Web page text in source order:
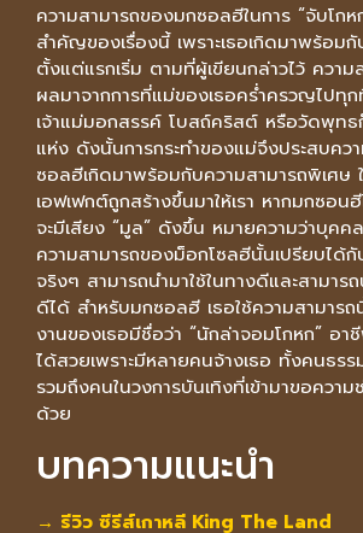
ความสามารถของมกซอลฮีในการ “จับโก
สำคัญของเรื่องนี้ เพราะเธอเกิดมาพร้อม
ตั้งแต่แรกเริ่ม ตามที่ผู้เขียนกล่าวไว้ ความ
ผลมาจากการที่แม่ของเธอคร่ำครวญไปทุก
เจ้าแม่มอกสรรค์ โบสถ์คริสต์ หรือวัดพุท
แห่ง ดังนั้นการกระทำของแม่จึงประสบควา
ซอลฮีเกิดมาพร้อมกับความสามารถพิเศษ
เอฟเฟกต์ถูกสร้างขึ้นมาให้เรา หากมกซอน
จะมีเสียง “มูล” ดังขึ้น หมายความว่าบุคค
ความสามารถของม็อกโซลฮีนั้นเปรียบได้
จริงๆ สามารถนำมาใช้ในทางดีและสามาร
ดีได้ สำหรับมกซอลฮี เธอใช้ความสามารถ
งานของเธอมีชื่อว่า “นักล่าจอมโกหก” อา
ได้สวยเพราะมีหลายคนจ้างเธอ ทั้งคนธรร
รวมถึงคนในวงการบันเทิงที่เข้ามาขอความ
ด้วย
บทความแนะนำ
→ รีวิว ซีรีส์เกาหลี King The Land